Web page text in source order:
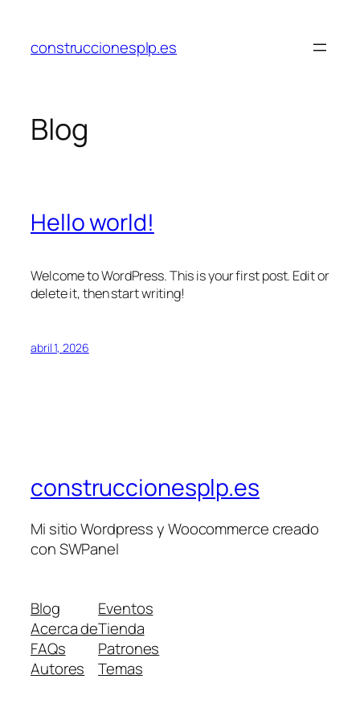
contenido
construccionesplp.es
Blog
Hello world!
Welcome to WordPress. This is your first post. Edit or
delete it, then start writing!
abril 1, 2026
construccionesplp.es
Mi sitio Wordpress y Woocommerce creado
con SWPanel
Blog
Acerca de
FAQs
Autores
Eventos
Tienda
Patrones
Temas